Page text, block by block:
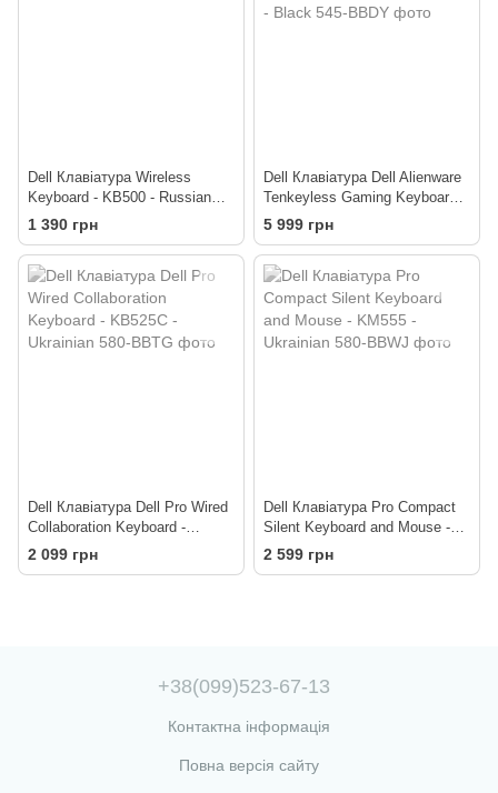
Dell Клавіатура Wireless
Keyboard - KB500 - Russian
(QWERTY)
1 390 грн
Dell Клавіатура Dell Alienware
Tenkeyless Gaming Keyboard -
AW420K - Black
5 999 грн
Dell Клавіатура Dell Pro Wired
Collaboration Keyboard -
KB525C - Ukrainian
2 099 грн
Dell Клавіатура Pro Compact
Silent Keyboard and Mouse -
KM555 - Ukrainian
2 599 грн
+38(099)523-67-13
Контактна інформація
Повна версія сайту